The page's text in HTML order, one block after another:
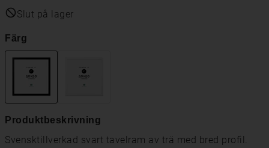
Slut på lager
Färg
Produktbeskrivning
Svensktillverkad svart tavelram av trä med bred profil.